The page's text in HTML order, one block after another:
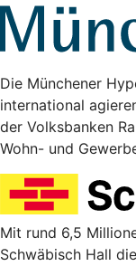
Die Münchener
international
der Volksbanken
Wohn- und
Mit rund 6,5
Schwäbisch Hall